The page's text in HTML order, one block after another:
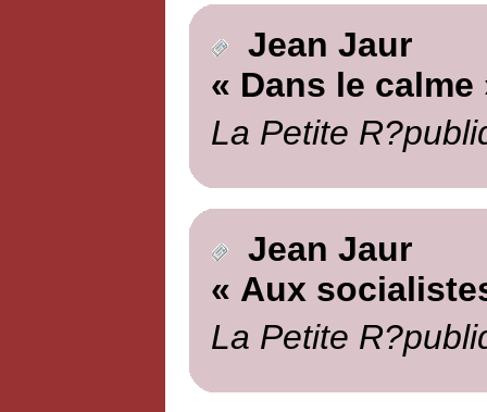
Jean Jaur
« Dans le calme
La Petite
Jean Jaur
« Aux
La Petite